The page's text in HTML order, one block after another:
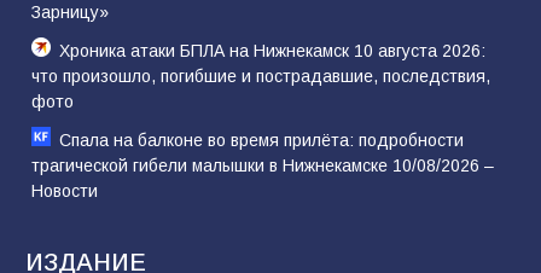
Зарницу»
Хроника атаки БПЛА на Нижнекамск 10 августа 2026:
что произошло, погибшие и пострадавшие, последствия,
фото
Спала на балконе во время прилёта: подробности
трагической гибели малышки в Нижнекамске 10/08/2026 –
Новости
ИЗДАНИЕ